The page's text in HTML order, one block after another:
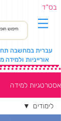
בס"ד
עברית במחשבה
אורייניות
אסטרטגיות למידה
לימודים